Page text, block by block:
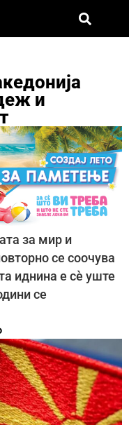
и
за мир и
се соочува
иднина е сè уште
се